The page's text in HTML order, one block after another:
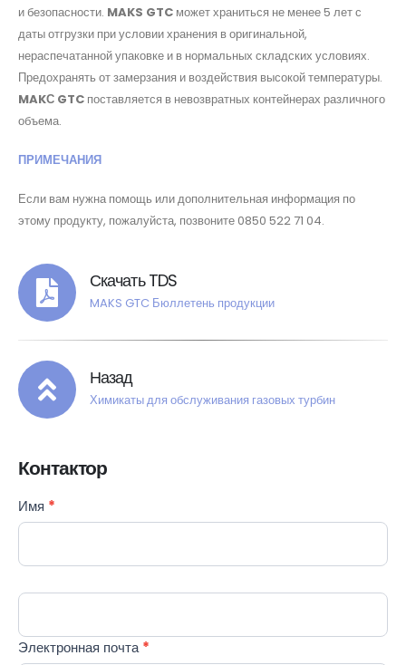
и безопасности. MAKS GTC может храниться не менее 5 лет с
даты отгрузки при условии хранения в оригинальной,
нераспечатанной упаковке и в нормальных складских условиях.
Предохранять от замерзания и воздействия высокой температуры.
MAKС GTC поставляется в невозвратных контейнерах различного
объема.
ПРИМЕЧАНИЯ
Если вам нужна помощь или дополнительная информация по
этому продукту, пожалуйста, позвоните 0850 522 71 04.
Скачать TDS
MAKS GTC Бюллетень продукции
Назад
Химикаты для обслуживания газовых турбин
Контактор
Contact
Us
Имя *
Электронная почта*
Если вы
человек,
это поле
пустым.